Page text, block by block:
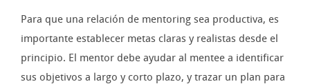
Para que una relación de mentoring sea productiva, es
importante establecer metas claras y realistas desde el
principio. El mentor debe ayudar al mentee a identificar
sus objetivos a largo y corto plazo, y trazar un plan para